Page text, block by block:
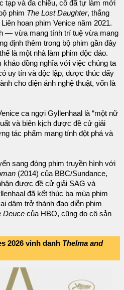
tạp và đa chiều, cô đã tự làm mới
phim The Lost Daughter, thắng
hoan phim Venice năm 2021.
— vừa mang tính trí tuệ vừa mang
định thêm trong bộ phim gần đây
là một nhà làm phim độc đáo.
khảo đồng nghĩa với việc chúng ta
uy tín và độc lập, được thúc đẩy
cho điện ảnh nghệ thuật, vốn là
ca ngợi Gyllenhaal là “một nữ
và biên kịch được đề cử giải
tác phẩm mang tính đột phá và
sang đóng phim truyền hình với
(2014) của BBC/Sundance,
được đề cử giải SAG và
đã kết thúc ba mùa phim
dâm trở thành đạo diễn phim
Deuce của HBO, cũng do cô sản
2026 vinh danh Thelma and